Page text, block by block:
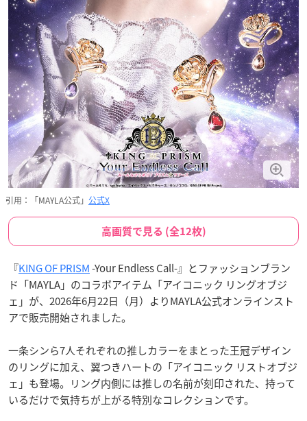
引用：「MAYLA公式」 公式X
高画質で見る (全12枚)
『KING OF PRISM-Your Endless Call-』とファッションブラン
ド「MAYLA」のコラボアイテム「アイコニック リングオブジ
ェ」が、2026年6月22日（月）よりMAYLA公式オンラインスト
アで販売開始されました。
一条シンら7人それぞれの推しカラーをまとった王冠デザイン
のリングに加え、翼つきハートの「アイコニック リストオブジ
ェ」も登場。リング内側には推しの名前が刻印された、持って
いるだけで気持ちが上がる特別なコレクションです。